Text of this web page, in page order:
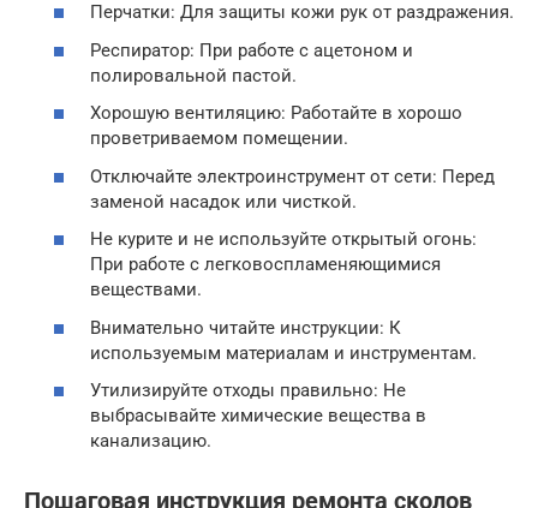
Перчатки: Для защиты кожи рук от раздражения.
Респиратор: При работе с ацетоном и
полировальной пастой.
Хорошую вентиляцию: Работайте в хорошо
проветриваемом помещении.
Отключайте электроинструмент от сети: Перед
заменой насадок или чисткой.
Не курите и не используйте открытый огонь:
При работе с легковоспламеняющимися
веществами.
Внимательно читайте инструкции: К
используемым материалам и инструментам.
Утилизируйте отходы правильно: Не
выбрасывайте химические вещества в
канализацию.
Пошаговая инструкция ремонта сколов